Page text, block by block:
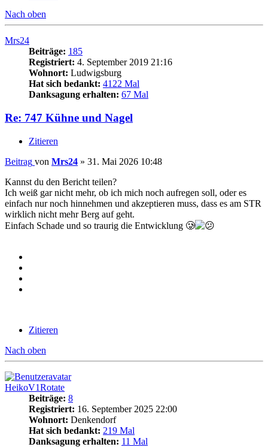
Nach oben
Mrs24
Beiträge: 185
Registriert: 4. September 2019 21:16
Wohnort: Ludwigsburg
Hat sich bedankt: 4122 Mal
Danksagung erhalten: 67 Mal
Re: 747 Kühne und Nagel
Zitieren
Beitrag von Mrs24 » 31. Mai 2026 10:48
Kannst du den Bericht teilen?
Ich weiß gar nicht mehr, ob ich mich noch aufregen soll, oder es
einfach nur noch hinnehmen und akzeptieren muss, dass es am STR
wirklich nicht mehr Berg auf geht.
Einfach Schade und so traurig die Entwicklung 🥲
Zitieren
Nach oben
HeikoV1Rotate
Beiträge: 8
Registriert: 16. September 2025 22:00
Wohnort: Denkendorf
Hat sich bedankt: 219 Mal
Danksagung erhalten: 11 Mal